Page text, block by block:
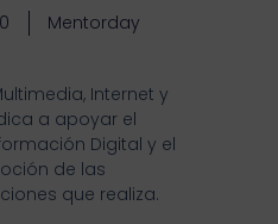
Mentorday
Internet y
a apoyar el
Digital y el
de las
que realiza.